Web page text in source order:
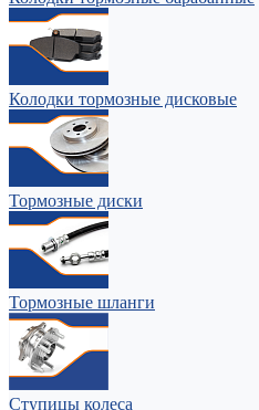
Колодки тормозные дисковые
Тормозные диски
Тормозные шланги
Ступицы колеса